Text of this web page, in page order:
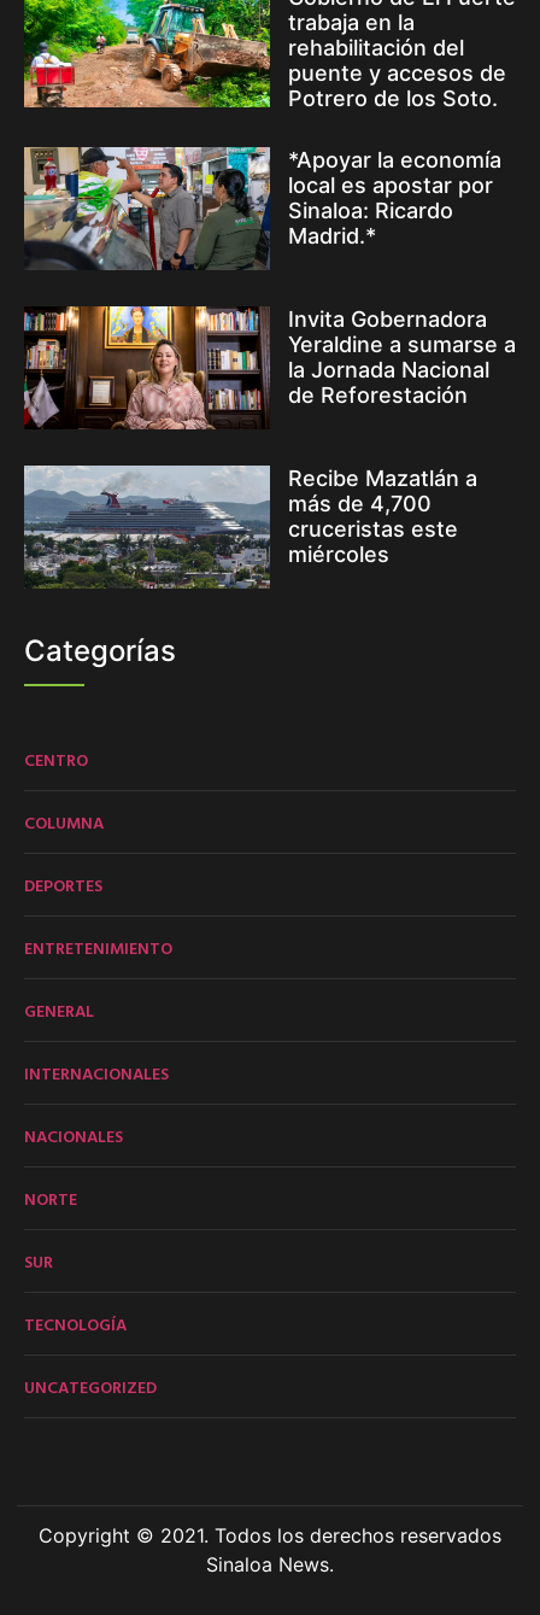
trabaja en la
rehabilitación del
puente y accesos de
Potrero de los Soto.
*Apoyar la economía
local es apostar por
Sinaloa: Ricardo
Madrid.*
Invita Gobernadora
Yeraldine a sumarse a
la Jornada Nacional
de Reforestación
Recibe Mazatlán a
más de 4,700
cruceristas este
miércoles
Categorías
CENTRO
COLUMNA
DEPORTES
ENTRETENIMIENTO
GENERAL
INTERNACIONALES
NACIONALES
NORTE
SUR
TECNOLOGÍA
UNCATEGORIZED
Copyright © 2021. Todos los derechos reservados
Sinaloa News.